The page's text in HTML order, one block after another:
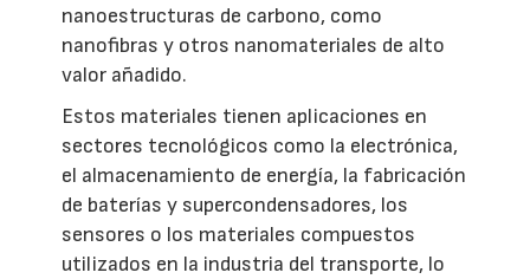
nanoestructuras de carbono, como
nanofibras y otros nanomateriales de alto
valor añadido.
Estos materiales tienen aplicaciones en
sectores tecnológicos como la electrónica,
el almacenamiento de energía, la fabricación
de baterías y supercondensadores, los
sensores o los materiales compuestos
utilizados en la industria del transporte, lo